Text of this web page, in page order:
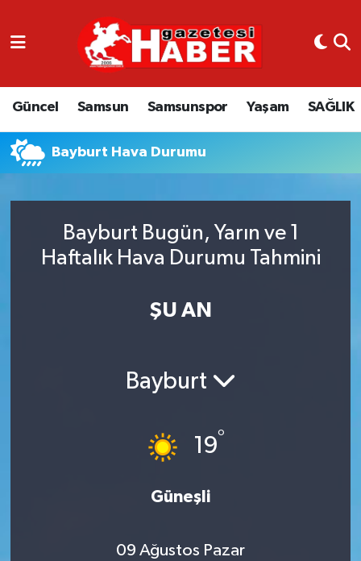
Güncel Samsun Samsunspor Yaşam SAĞLIK
Bayburt Hava Durumu
Bayburt Bugün, Yarın ve 1
Haftalık Hava Durumu Tahmini
ŞU AN
Bayburt
19°
Güneşli
09 Ağustos Pazar
GÜNCEL
SAMSUN
YAŞAM